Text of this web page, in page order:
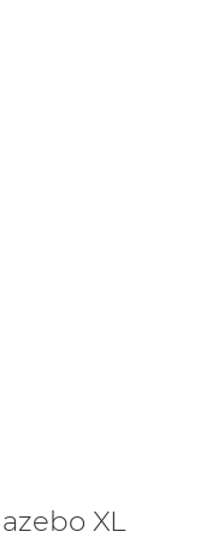
XL